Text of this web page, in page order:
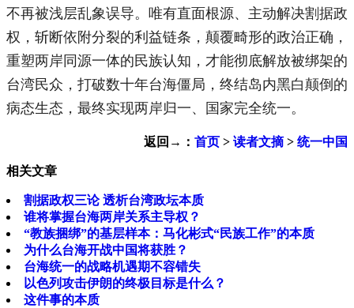
不再被浅层乱象误导。唯有直面根源、主动解决割据政
权，斩断依附分裂的利益链条，颠覆畸形的政治正确，
重塑两岸同源一体的民族认知，才能彻底解放被绑架的
台湾民众，打破数十年台海僵局，终结岛内黑白颠倒的
病态生态，最终实现两岸归一、国家完全统一。
返回→： 首页 > 读者文摘> 统一中国
相关文章
割据政权三论 透析台湾政坛本质
谁将掌握台海两岸关系主导权？
“教族捆绑”的基层样本：马化彬式“民族工作”的本质
为什么台海开战中国将获胜？
台海统一的战略机遇期不容错失
以色列攻击伊朗的终极目标是什么？
这件事的本质